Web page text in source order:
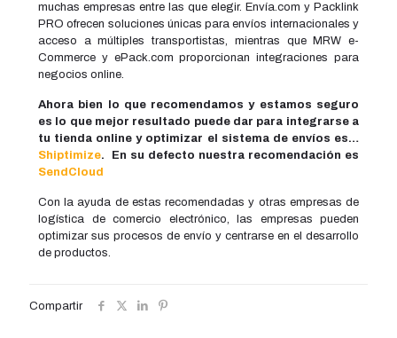
muchas empresas entre las que elegir. Envía.com y Packlink
PRO ofrecen soluciones únicas para envíos internacionales y
acceso a múltiples transportistas, mientras que MRW e-
Commerce y ePack.com proporcionan integraciones para
negocios online.
Ahora bien lo que recomendamos y estamos seguro
es lo que mejor resultado puede dar para integrarse a
tu tienda online y optimizar el sistema de envíos es…
Shiptimize. En su defecto nuestra recomendación es
SendCloud
Con la ayuda de estas recomendadas y otras empresas de
logística de comercio electrónico, las empresas pueden
optimizar sus procesos de envío y centrarse en el desarrollo
de productos.
Compartir